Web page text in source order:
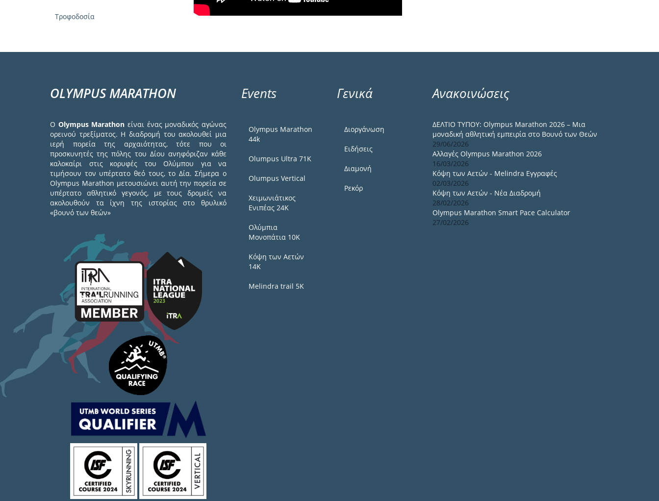
Τροφοδοσία
OLYMPUS MARATHON
Ο Olympus Marathon είναι ένας μοναδικός αγώνας
ορεινού τρεξίματος. Η διαδρομή του ακολουθεί μια
ιερή πορεία της αρχαιότητας, τότε που οι
προσκυνητές της πόλης του Δίου ανηφόριζαν κάθε
καλοκαίρι στις κορυφές του Ολύμπου για να
τιμήσουν τον υπέρτατο θεό τους, το Δία. Σήμερα ο
Olympus Marathon μετουσιώνει αυτή την πορεία σε
υπέρτατο αθλητικό γεγονός, με τους δρομείς να
ακολουθούν τα ίχνη της ιστορίας στο θρυλικό
«βουνό των θεών»
Events
Olympus Marathon
44k
Olumpus Ultra 71K
Olumpus Vertical
Χειμωνιάτικος
Ενιπέας 24Κ
Ολύμπια
Μονοπάτια 10Κ
Κόψη των Αετών
14Κ
Melindra trail 5Κ
Γενικά
Διοργάνωση
Ειδήσεις
Διαμονή
Ρεκόρ
Ανακοινώσεις
ΔΕΛΤΙΟ ΤΥΠΟΥ: Olympus Marathon 2026 – Μια
μοναδική αθλητική εμπειρία στο Βουνό των Θεών
29/06/2026
Αλλαγές Olympus Marathon 2026
16/03/2026
Κόψη των Αετών - Melindra Εγγραφές
02/03/2026
Κόψη των Αετών - Νέα Διαδρομή
28/02/2026
Olympus Marathon Smart Pace Calculator
27/02/2026